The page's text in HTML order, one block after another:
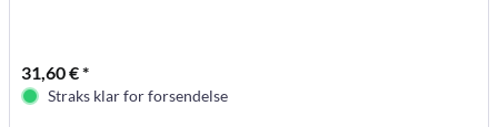
31,60 € *
Straks klar for forsendelse